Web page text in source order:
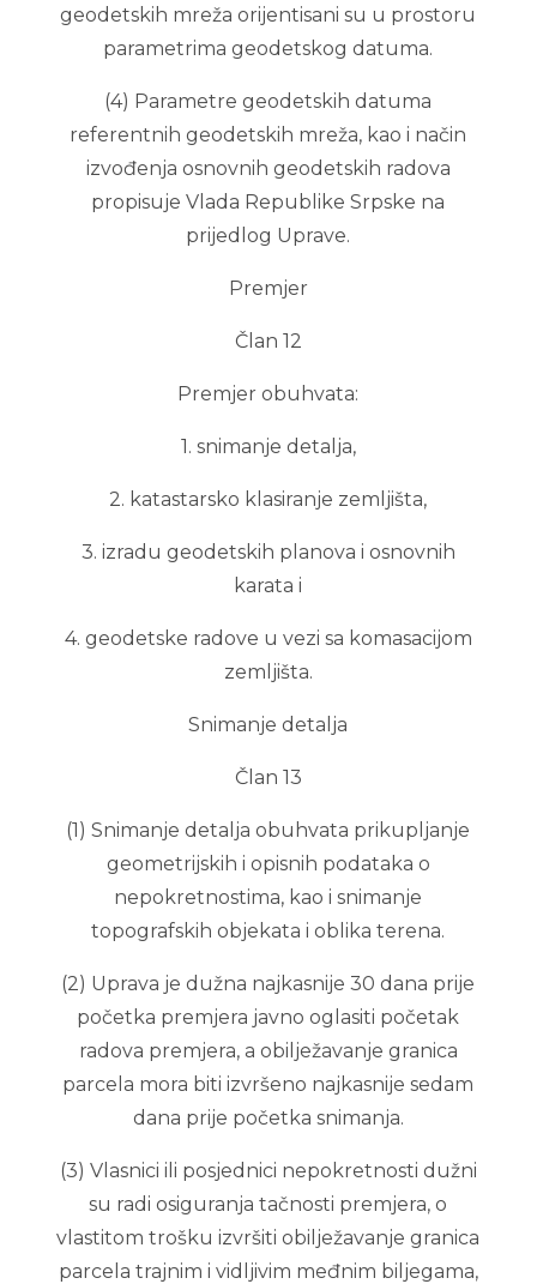
geodetskih mreža orijentisani su u prostoru
parametrima geodetskog datuma.
(4) Parametre geodetskih datuma
referentnih geodetskih mreža, kao i način
izvođenja osnovnih geodetskih radova
propisuje Vlada Republike Srpske na
prijedlog Uprave.
Premjer
Član 12
Premjer obuhvata:
1. snimanje detalja,
2. katastarsko klasiranje zemljišta,
3. izradu geodetskih planova i osnovnih
karata i
4. geodetske radove u vezi sa komasacijom
zemljišta.
Snimanje detalja
Član 13
(1) Snimanje detalja obuhvata prikupljanje
geometrijskih i opisnih podataka o
nepokretnostima, kao i snimanje
topografskih objekata i oblika terena.
(2) Uprava je dužna najkasnije 30 dana prije
početka premjera javno oglasiti početak
radova premjera, a obilježavanje granica
parcela mora biti izvršeno najkasnije sedam
dana prije početka snimanja.
(3) Vlasnici ili posjednici nepokretnosti dužni
su radi osiguranja tačnosti premjera, o
vlastitom trošku izvršiti obilježavanje granica
parcela trajnim i vidljivim međnim biljegama,